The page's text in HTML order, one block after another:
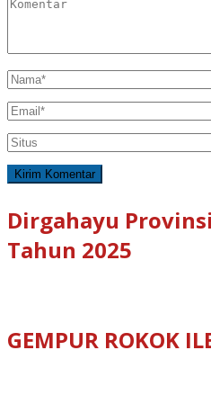
Dirgahayu
Tahun 2025
GEMPUR ROKOK